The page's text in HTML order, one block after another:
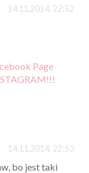
14.11.2014, 22:52
Page
14.11.2014, 22:53
bo jest taki